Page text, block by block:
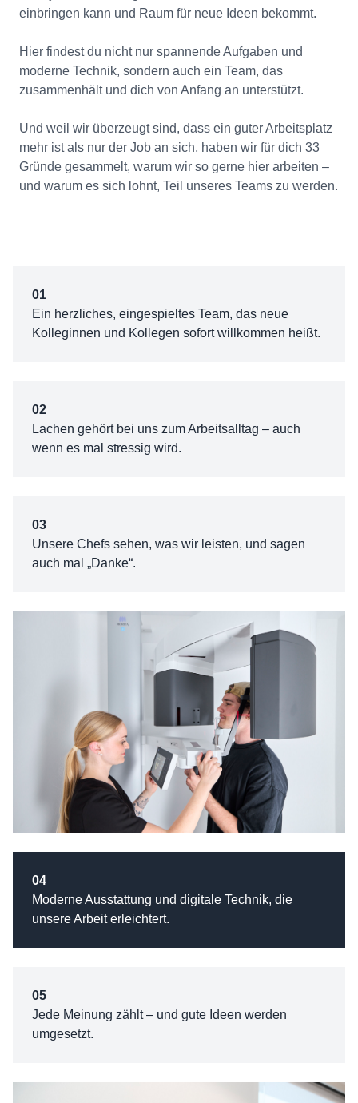
einbringen kann und Raum für neue Ideen bekommt.
Hier findest du nicht nur spannende Aufgaben und
moderne Technik, sondern auch ein Team, das
zusammenhält und dich von Anfang an unterstützt.
Und weil wir überzeugt sind, dass ein guter Arbeitsplatz
mehr ist als nur der Job an sich, haben wir für dich 33
Gründe gesammelt, warum wir so gerne hier arbeiten –
und warum es sich lohnt, Teil unseres Teams zu werden.
01
Ein herzliches, eingespieltes Team, das neue
Kolleginnen und Kollegen sofort willkommen heißt.
02
Lachen gehört bei uns zum Arbeitsalltag – auch
wenn es mal stressig wird.
03
Unsere Chefs sehen, was wir leisten, und sagen
auch mal „Danke“.
04
Moderne Ausstattung und digitale Technik, die
unsere Arbeit erleichtert.
05
Jede Meinung zählt – und gute Ideen werden
umgesetzt.